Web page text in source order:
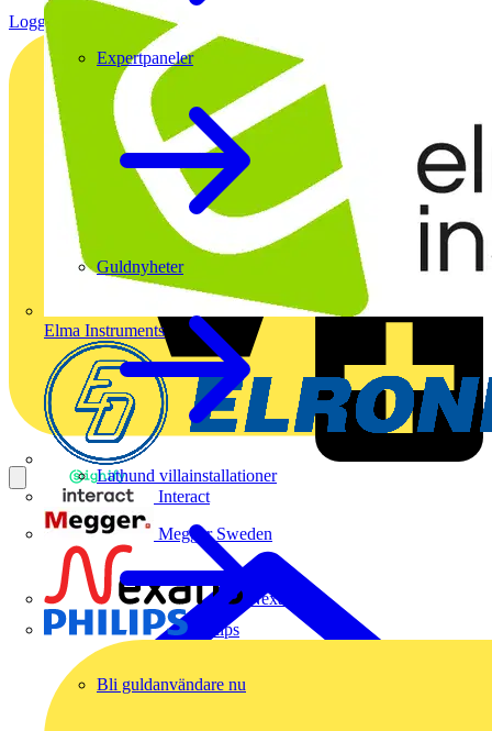
Elma Instruments
Interact
Megger Sweden
Nexans
Philips
Expertpaneler
Guldnyheter
Lathund villainstallationer
Bli guldanvändare nu
Logga in Registrera dig